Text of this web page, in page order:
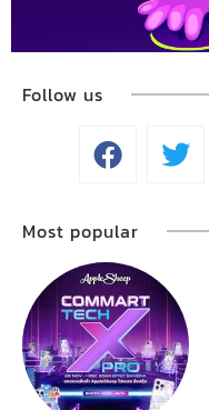
Follow us
Most popular